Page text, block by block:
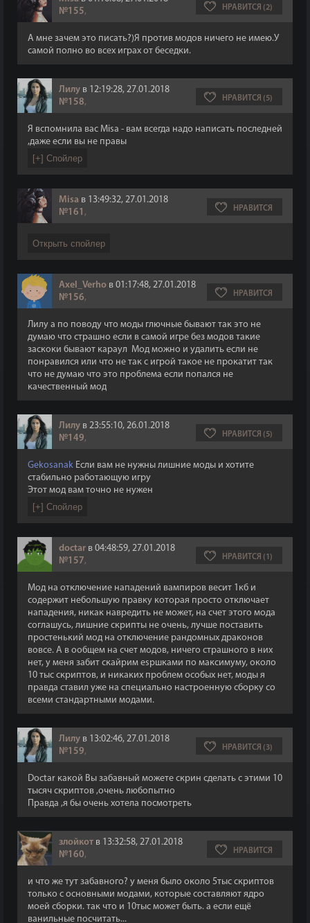
№155, НРАВИТСЯ (2)
А мне зачем это писать?)Я против модов ничего не имею.У
самой полно во всех играх от беседки.
Лилу в 12:19:28, 27.01.2018
№158, НРАВИТСЯ (5)
Я вспомнила вас Misa - вам всегда надо написать последней
,даже если вы не правы
Misa в 13:49:32, 27.01.2018
№161 , НРАВИТСЯ
Axel_Verho в 01:17:48, 27.01.2018
№156, НРАВИТСЯ
Лилу а по поводу что моды глючные бывают так это не
думаю что страшно если в самой игре без модов такие
заскоки бывают караул Мод можно и удалить если не
понравился или что не так с игрой такое не прокатит так
что не думаю что это проблема если попался не
качественный мод
Лилу в 23:55:10, 26.01.2018
№149, НРАВИТСЯ (5)
Gekosanak Если вам не нужны лишние моды и хотите
стабильно работающую игру
Этот мод вам точно не нужен
doctar в 04:48:59, 27.01.2018
№157, НРАВИТСЯ (1)
Мод на отключение нападений вампиров весит 1кб и
содержит небольшую правку которая просто отключает
нападения, никак навредить не может, на счет этого мода
соглашусь, лишние скрипты не очень, лучше поставить
простенький мод на отключение рандомных драконов
вовсе. А в ообщем на счет модов, ничего страшного в них
нет, у меня забит скайрим espшками по максимуму, около
10 тыс скриптов, и никаких проблем особых нет, моды я
правда ставил уже на специально настроенную сборку со
всеми стандартными модами.
Лилу в 13:02:46, 27.01.2018
№159, НРАВИТСЯ (3)
Doctar какой Вы забавный можете скрин сделать с этими 10
тысяч скриптов ,очень любопытно
Правда ,я бы очень хотела посмотреть
злойкот в 13:32:58, 27.01.2018
№160, НРАВИТСЯ
и что же тут забавного? у меня было около 5тыс скриптов
только с основными модами, которые составляют ядро
моей сборки. так что и 10тыс может быть. а если ещё
ванильные посчитать...